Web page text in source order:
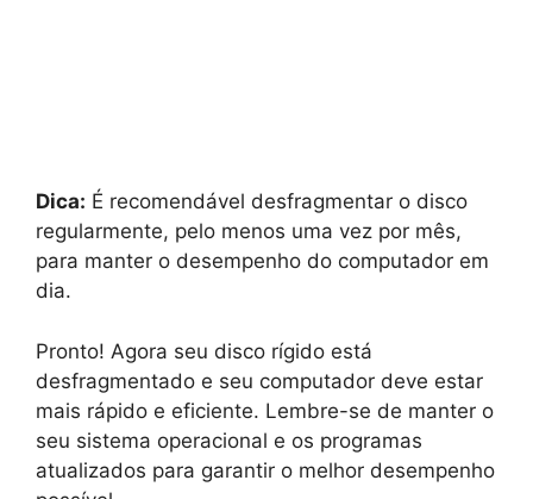
Dica: É recomendável desfragmentar o disco
regularmente, pelo menos uma vez por mês,
para manter o desempenho do computador em
dia.
Pronto! Agora seu disco rígido está
desfragmentado e seu computador deve estar
mais rápido e eficiente. Lembre-se de manter o
seu sistema operacional e os programas
atualizados para garantir o melhor desempenho